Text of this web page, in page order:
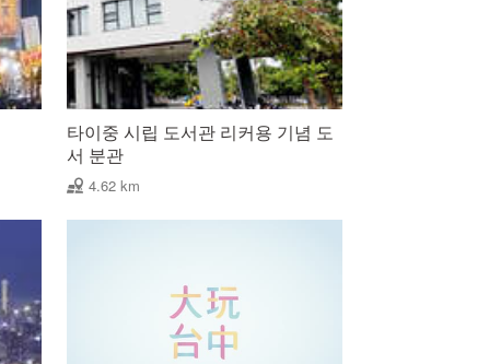
타이중 시립 도서관 리커용 기념 도
서 분관
4.62 km